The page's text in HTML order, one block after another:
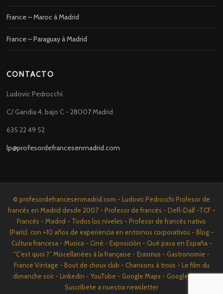
France – Maroc à Madrid
France – Paraguay à Madrid
CONTACTO
Ludovic Pedrocchi
C/ Gandia 4, bajo C - 28007 Madrid
635 22 49 52
lp@profesordefrancesenmadrid.com
© profesordefrancesenmadrid.com - Ludovic Pedrocchi Profesor de
francés en Madrid desde 2007 - Profesor de francés - Defl-Dalf -TCF -
Francés - Madrid - Todos los niveles - Profesor de francés nativo
(París), con +10 años de experiencia en entornos corporativos - Blog -
Cultura francesa - Musica - Ciné - Exposición - Qué pasa en España -
“C’est quoi ?” Miscellanées à la française - Erasmus - Gastronomie -
France Vintage - Bout de choux club - Chansons à trous - Le film du
dimanche soir - Linkedin - YouTube - Google Maps - Google News -
Suscríbete a nuestra newsletter